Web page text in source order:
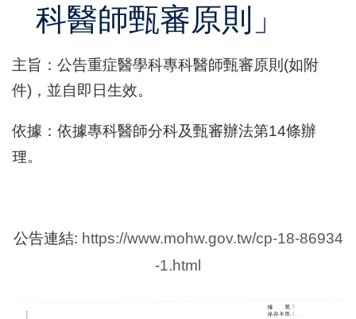
科醫師甄審原則」
主旨：公告重症醫學科專科醫師甄審原則(如附
件)，並自即日生效。
依據：依據專科醫師分科及甄審辦法第14條辦
理。
公告連結: https://www.mohw.gov.tw/cp-18-86934
-1.html